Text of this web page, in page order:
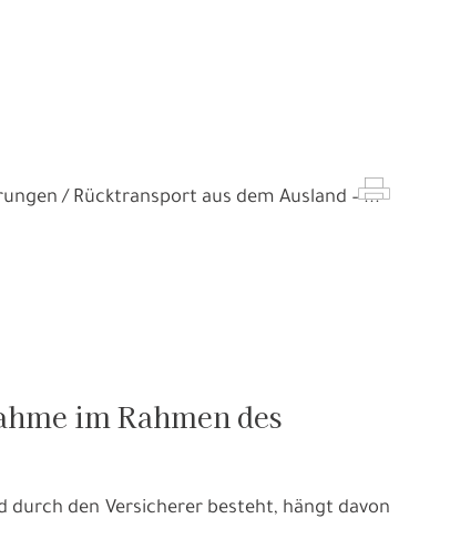
Rücktransport aus dem Ausland – ...
im Rahmen des
durch den Versicherer besteht, hängt davon